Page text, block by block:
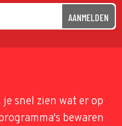
AANMELDEN
snel zien wat er op
bewaren